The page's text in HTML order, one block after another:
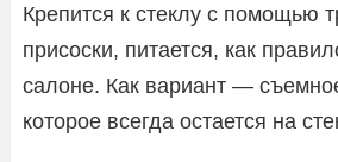
Крепится к стеклу с помощью
присоски, питается, как
салоне. Как вариант —
которое всегда остается на